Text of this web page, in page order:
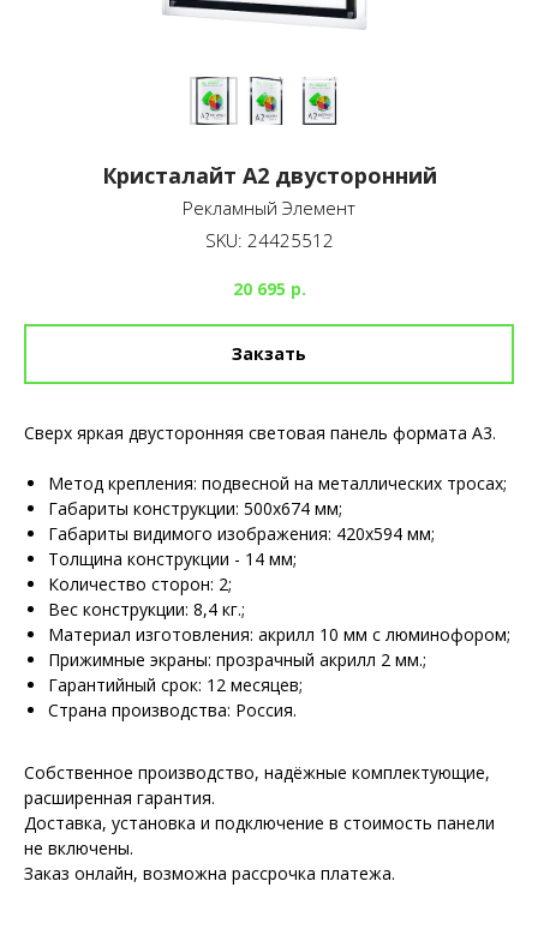
Кристалайт А2 двусторонний
Рекламный Элемент
SKU: 24425512
20 695 р.
Закзать
Сверх яркая двусторонняя световая панель формата А3.
Метод крепления: подвесной на металлических тросах;
Габариты конструкции: 500х674 мм;
Габариты видимого изображения: 420х594 мм;
Толщина конструкции - 14 мм;
Количество сторон: 2;
Вес конструкции: 8,4 кг.;
Материал изготовления: акрилл 10 мм с люминофором;
Прижимные экраны: прозрачный акрилл 2 мм.;
Гарантийный срок: 12 месяцев;
Страна производства: Россия.
Собственное производство, надёжные комплектующие,
расширенная гарантия.
Доставка, установка и подключение в стоимость панели
не включены.
Заказ онлайн, возможна рассрочка платежа.